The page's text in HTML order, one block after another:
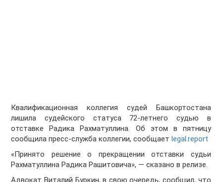
Квалификационная коллегия судей Башкортостана
лишила судейского статуса 72-летнего судью в
отставке Радика Рахматуллина. Об этом в пятницу
сообщила пресс-служба коллегии, сообщает legal.report
«Принято решение о прекращении отставки судьи
Рахматуллина Радика Рашитовича», — сказано в релизе.
Адвокат Виталий Буркин, в свою очередь, сообщил, что